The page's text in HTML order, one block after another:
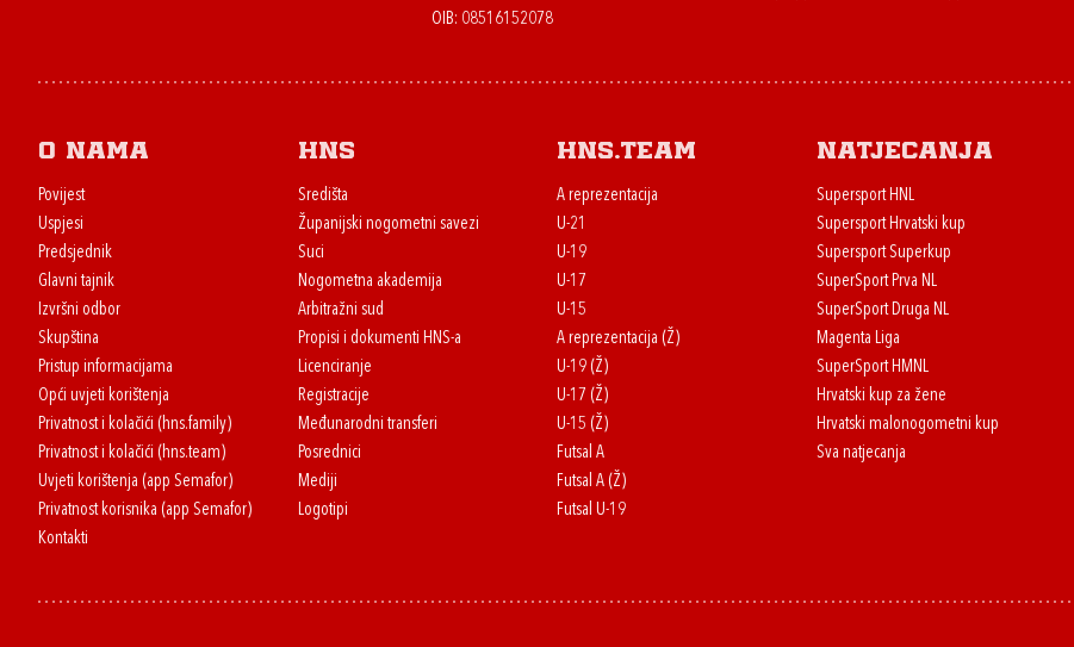
OIB: 08516152078
O nama
Povijest
Uspjesi
Predsjednik
Glavni tajnik
Izvršni odbor
Skupština
Pristup informacijama
Opći uvjeti korištenja
Privatnost i kolačići (hns.family)
Privatnost i kolačići (hns.team)
Uvjeti korištenja (app Semafor)
Privatnost korisnika (app Semafor)
Kontakti
HNS
Središta
Županijski nogometni savezi
Suci
Nogometna akademija
Arbitražni sud
Propisi i dokumenti HNS-a
Licenciranje
Registracije
Međunarodni transferi
Posrednici
Mediji
Logotipi
HNS.team
A reprezentacija
U-21
U-19
U-17
U-15
A reprezentacija (Ž)
U-19 (Ž)
U-17 (Ž)
U-15 (Ž)
Futsal A
Futsal A (Ž)
Futsal U-19
Natjecanja
Supersport HNL
Supersport Hrvatski kup
Supersport Superkup
SuperSport Prva NL
SuperSport Druga NL
Magenta Liga
SuperSport HMNL
Hrvatski kup za žene
Hrvatski malonogometni kup
Sva natjecanja